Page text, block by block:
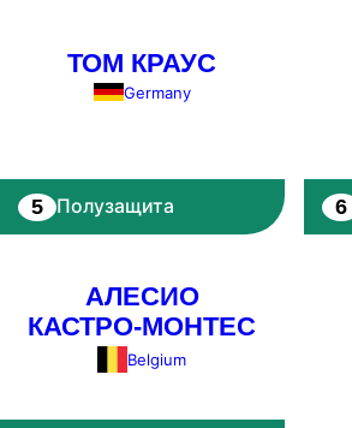
ТОМ КРАУС
Germany
5 Полузащита 6
АЛЕСИО
КАСТРО-МОНТЕС
Belgium